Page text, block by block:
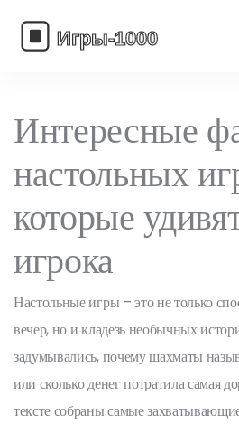
Интересные
настольных
которые
игрока
Настольные игры – это не только
вечер, но и кладезь необычных
задумывались, почему шахматы
или сколько денег потратила самая
тексте собраны самые